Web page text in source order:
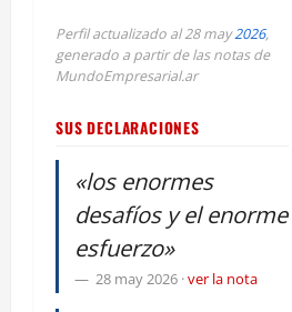
Perfil actualizado al 28 may2026,
generado a partir de las notas de
MundoEmpresarial.ar
SUS DECLARACIONES
«los enormes
desafíos y el enorme
esfuerzo»
28 may 2026 ·ver la nota